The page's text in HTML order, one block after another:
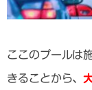
ここのプールは
きることから、